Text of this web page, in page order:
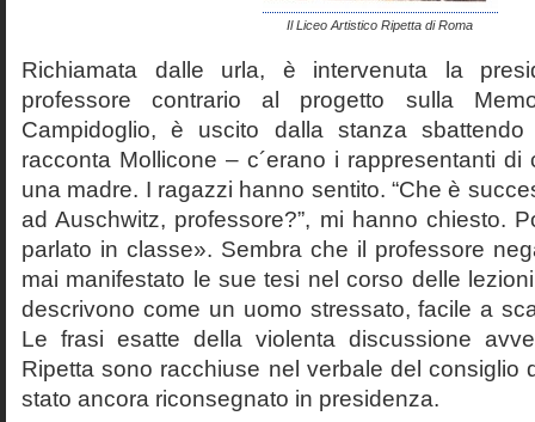
Il Liceo Artistico Ripetta di Roma
Richiamata dalle urla, è intervenuta la
professore contrario al progetto sulla
Campidoglio, è uscito dalla stanza
racconta Mollicone – c´erano i rappresentanti
una madre. I ragazzi hanno sentito. “Che è
ad Auschwitz, professore?”, mi hanno chiesto.
parlato in classe». Sembra che il professore
mai manifestato le sue tesi nel corso delle
descrivono come un uomo stressato, facile a
Le frasi esatte della violenta discussione
Ripetta sono racchiuse nel verbale del consiglio
stato ancora riconsegnato in presidenza.